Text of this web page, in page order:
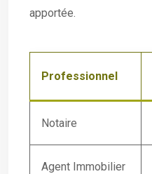
apportée.
Professionnel
Notaire
Agent Immobilier